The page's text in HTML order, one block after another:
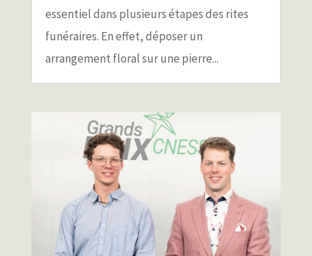
essentiel dans plusieurs étapes des rites
funéraires. En effet, déposer un
arrangement floral sur une pierre...